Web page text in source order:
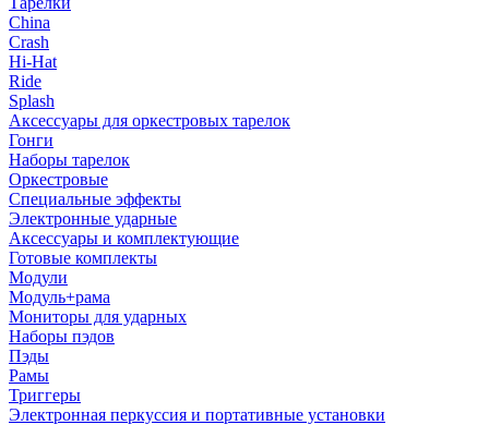
China
Crash
Hi-Hat
Ride
Splash
Аксессуары для оркестровых тарелок
Гонги
Наборы тарелок
Оркестровые
Специальные эффекты
Электронные ударные
Аксессуары и комплектующие
Готовые комплекты
Модули
Модуль+рама
Мониторы для ударных
Наборы пэдов
Пэды
Рамы
Триггеры
Электронная перкуссия и портативные установки